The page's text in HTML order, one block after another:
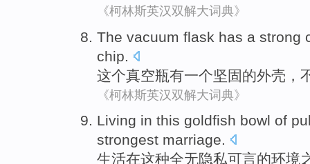
《柯林斯英汉双解大词典》
The vacuum flask has a strong
chip
这个真空瓶有一个坚固的外壳 ，
《柯林斯英汉双解大词典》
Living in this goldfish bowl of
strongest marriage.
生活在这种全无隐私可言的环境